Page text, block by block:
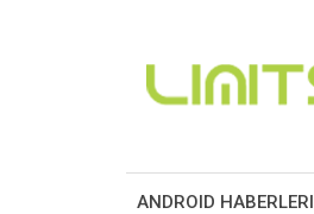
ANDROID HABERLERI